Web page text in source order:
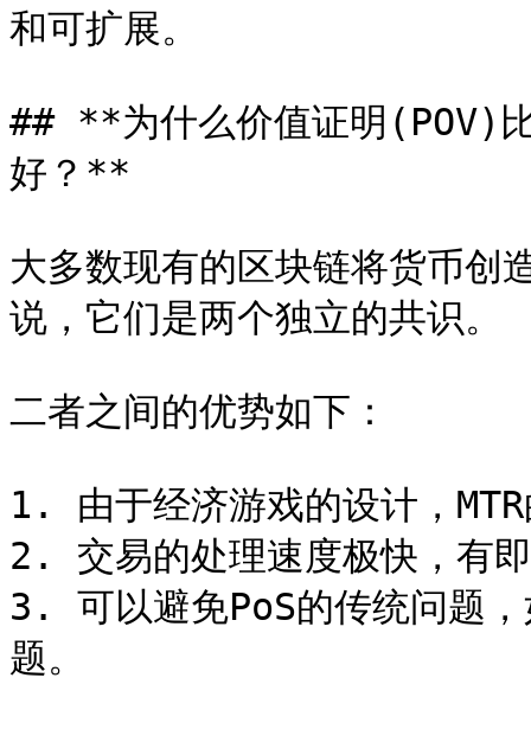
和可扩展。
## **为什么价值证明(POV)
好？**
大多数现有的区块链将货币创
说，它们是两个独立的共识。
二者之间的优势如下：
1. 由于经济游戏的设计，
2. 交易的处理速度极快，有
3. 可以避免PoS的传统问题
题。